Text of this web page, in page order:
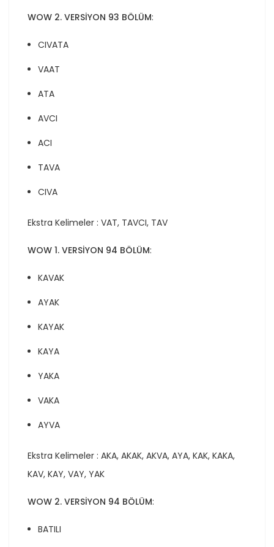
WOW 2. VERSİYON 93 BÖLÜM:
CIVATA
VAAT
ATA
AVCI
ACI
TAVA
CIVA
Ekstra Kelimeler : VAT, TAVCI, TAV
WOW 1. VERSİYON 94 BÖLÜM:
KAVAK
AYAK
KAYAK
KAYA
YAKA
VAKA
AYVA
Ekstra Kelimeler : AKA, AKAK, AKVA, AYA, KAK, KAKA,
KAV, KAY, VAY, YAK
WOW 2. VERSİYON 94 BÖLÜM:
BATILI